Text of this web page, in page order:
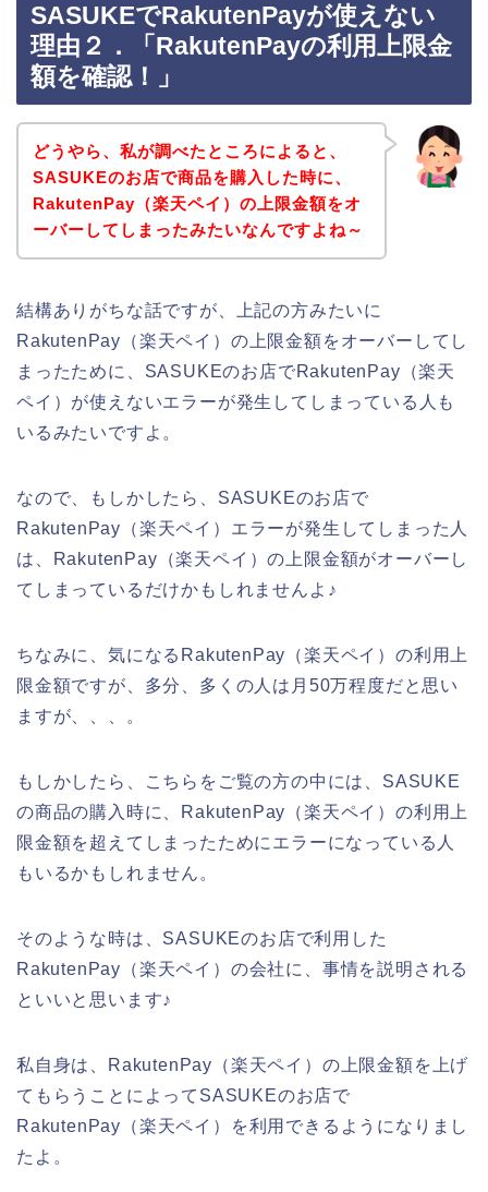
SASUKEでRakutenPayが使えない
理由２．「RakutenPayの利用上限金
額を確認！」
どうやら、私が調べたところによると、
SASUKEのお店で商品を購入した時に、
RakutenPay（楽天ペイ）の上限金額をオ
ーバーしてしまったみたいなんですよね～
結構ありがちな話ですが、上記の方みたいに
RakutenPay（楽天ペイ）の上限金額をオーバーしてし
まったために、SASUKEのお店でRakutenPay（楽天
ペイ）が使えないエラーが発生してしまっている人も
いるみたいですよ。
なので、もしかしたら、SASUKEのお店で
RakutenPay（楽天ペイ）エラーが発生してしまった人
は、RakutenPay（楽天ペイ）の上限金額がオーバーし
てしまっているだけかもしれませんよ♪
ちなみに、気になるRakutenPay（楽天ペイ）の利用上
限金額ですが、多分、多くの人は月50万程度だと思い
ますが、、、。
もしかしたら、こちらをご覧の方の中には、SASUKE
の商品の購入時に、RakutenPay（楽天ペイ）の利用上
限金額を超えてしまったためにエラーになっている人
もいるかもしれません。
そのような時は、SASUKEのお店で利用した
RakutenPay（楽天ペイ）の会社に、事情を説明される
といいと思います♪
私自身は、RakutenPay（楽天ペイ）の上限金額を上げ
てもらうことによってSASUKEのお店で
RakutenPay（楽天ペイ）を利用できるようになりまし
たよ。